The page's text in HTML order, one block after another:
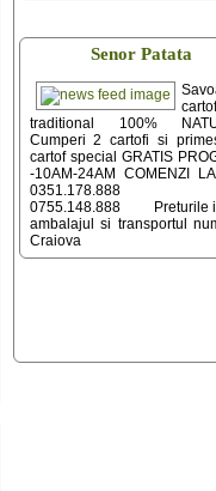
Senor Patata
traditional 100%
Cumperi 2 cartofi si
cartof special GRATIS
-10AM-24AM COMENZI
0755.148.888 Preturile
ambalajul si transportul
Craiova